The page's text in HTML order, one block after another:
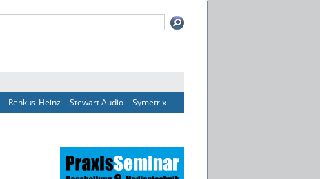
Renkus-Heinz Stewart Audio Symetrix